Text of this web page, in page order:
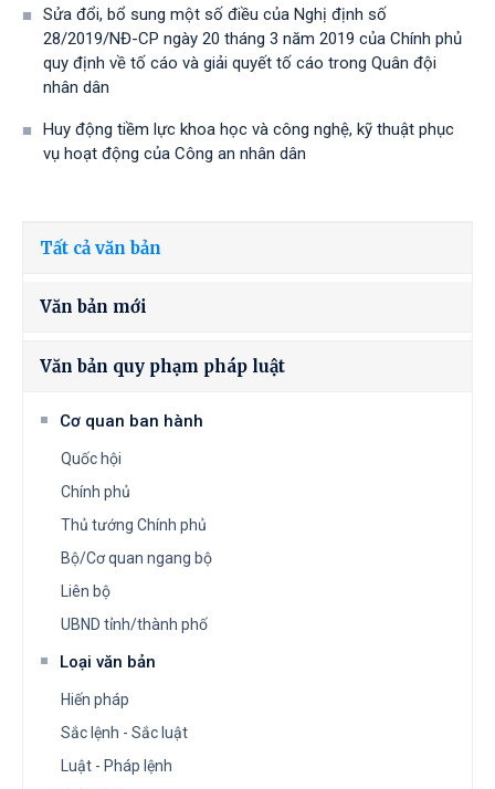
Sửa đổi, bổ sung một số điều của Nghị định số
28/2019/NĐ-CР ngày 20 tháng 3 năm 2019 của Chính phủ
quy định về tố cáo và giải quyết tố cáo trong Quân đội
nhân dân
Huy động tiềm lực khoa học và công nghệ, kỹ thuật phục
vụ hoạt động của Công an nhân dân
Tất cả văn bản
Văn bản mới
Văn bản quy phạm pháp luật
Cơ quan ban hành
Quốc hội
Chính phủ
Thủ tướng Chính phủ
Bộ/Cơ quan ngang bộ
Liên bộ
UBND tỉnh/thành phố
Loại văn bản
Hiến pháp
Sắc lệnh - Sắc luật
Luật - Pháp lệnh